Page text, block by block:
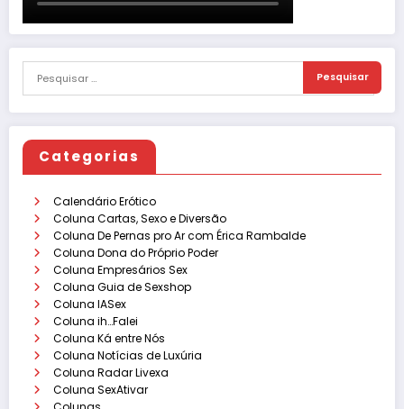
Categorias
Calendário Erótico
Coluna Cartas, Sexo e Diversão
Coluna De Pernas pro Ar com Érica Rambalde
Coluna Dona do Próprio Poder
Coluna Empresários Sex
Coluna Guia de Sexshop
Coluna IASex
Coluna ih…Falei
Coluna Ká entre Nós
Coluna Notícias de Luxúria
Coluna Radar Livexa
Coluna SexAtivar